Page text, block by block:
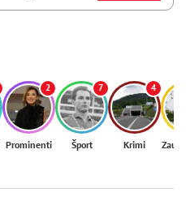
2
Prominenti
7
Šport
4
Krimi